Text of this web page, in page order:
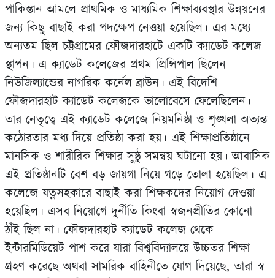
পাকিস্তান আমলে প্রাথমিক ও মাধ্যমিক শিক্ষাব্যবস্থার উন্নয়নের
জন্য কিছু বাছাই করা পদক্ষেপ নেওয়া হয়েছিল। এর মধ্যে
অন্যতম ছিল চট্টগ্রামের ফৌজদারহাটে একটি ক্যাডেট কলেজ
স্থাপন। এ ক্যাডেট কলেজের প্রথম প্রিন্সিপাল ছিলেন
নিউজিল্যান্ডের নাগরিক কর্নেল ব্রাউন। এই বিদেশি
ফৌজদারহাট ক্যাডেট কলেজকে ভালোবেসে ফেলেছিলেন।
তার নেতৃত্বে এই ক্যাডেট কলেজে নিয়মনিষ্ঠা ও শৃঙ্খলা অত্যন্ত
কঠোরতার মধ্য দিয়ে প্রতিষ্ঠা করা হয়। এই শিক্ষাপ্রতিষ্ঠানে
মানসিক ও শারীরিক শিক্ষার সুষ্ঠু সমন্বয় ঘটানো হয়। আবাসিক
এই প্রতিষ্ঠানটি বেশ বড় জায়গা নিয়ে গড়ে তোলা হয়েছিল। এ
কলেজে যত্নসহকারে বাছাই করা শিক্ষকদের নিয়োগ দেওয়া
হয়েছিল। এসব নিয়োগে দুর্নীতি কিংবা স্বজনপ্রীতির কোনো
ঠাঁই ছিল না। ফৌজদারহাট ক্যাডেট কলেজ থেকে
ইন্টারমিডিয়েট পাশ করে যারা বিশ্ববিদ্যালয়ে উচ্চতর শিক্ষা
গ্রহণ করেছে অথবা সামরিক বাহিনীতে যোগ দিয়েছে, তারা স্ব